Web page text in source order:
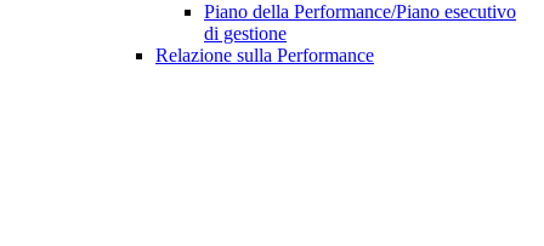
Piano della Performance/Piano esecutivo
di gestione
Relazione sulla Performance